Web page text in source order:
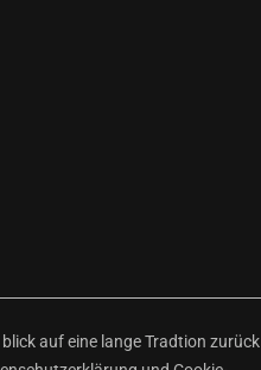
auf eine lange Tradtion zurück